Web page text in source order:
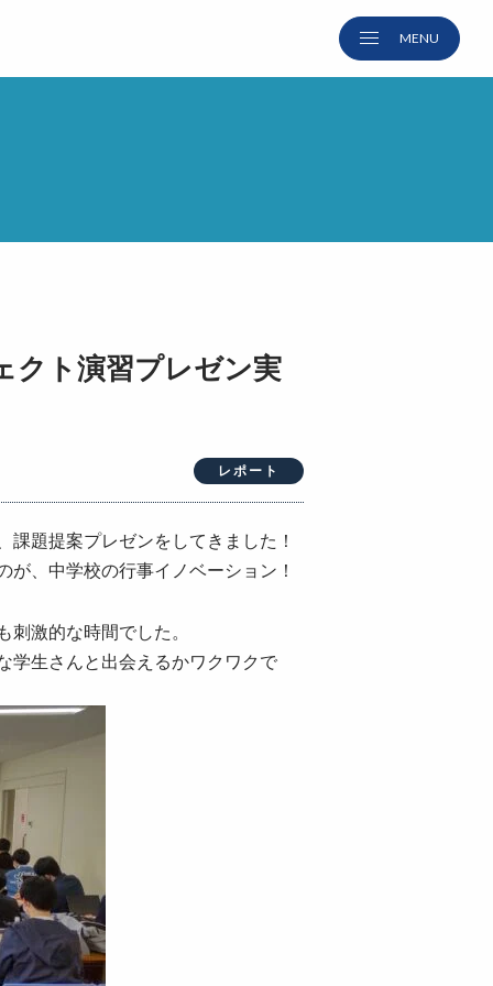
ト演習プレゼン実
レポート
題提案プレゼンをしてきました！
、中学校の行事イノベーション！
激的な時間でした。
学生さんと出会えるかワクワクで